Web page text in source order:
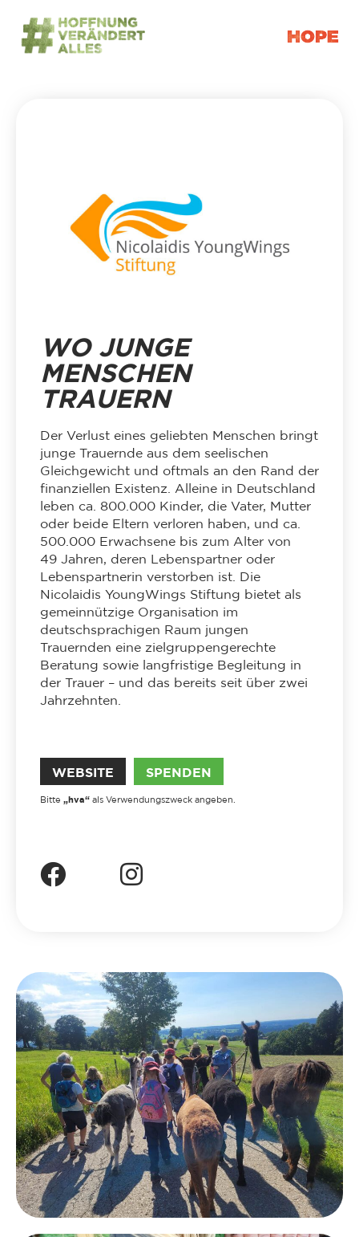
WO JUNGE
MENSCHEN
TRAUERN
Der Verlust eines geliebten Menschen bringt
junge Trauernde aus dem seelischen
Gleichgewicht und oftmals an den Rand der
finanziellen Existenz. Alleine in Deutschland
leben ca. 800.000 Kinder, die Vater, Mutter
oder beide Eltern verloren haben, und ca.
500.000 Erwachsene bis zum Alter von
49 Jahren, deren Lebenspartner oder
Lebenspartnerin verstorben ist. Die
Nicolaidis YoungWings Stiftung bietet als
gemeinnützige Organisation im
deutschsprachigen Raum jungen
Trauernden eine zielgruppengerechte
Beratung sowie langfristige Begleitung in
der Trauer – und das bereits seit über zwei
Jahrzehnten.
WEBSITE SPENDEN
Bitte „hva“ als Verwendungszweck angeben.